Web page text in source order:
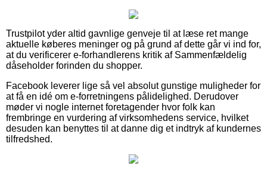
Trustpilot yder altid gavnlige genveje til at læse ret mange
aktuelle køberes meninger og på grund af dette går vi ind for,
at du verificerer e-forhandlerens kritik af Sammenfældelig
dåseholder forinden du shopper.
Facebook leverer lige så vel absolut gunstige muligheder for
at få en idé om e-forretningens pålidelighed. Derudover
møder vi nogle internet foretagender hvor folk kan
frembringe en vurdering af virksomhedens service, hvilket
desuden kan benyttes til at danne dig et indtryk af kundernes
tilfredshed.